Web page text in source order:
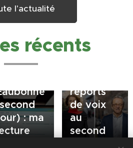
l'actualité
récents
03/2026
Résultats
: ma
20/03/2026
reports
de voix
au
second